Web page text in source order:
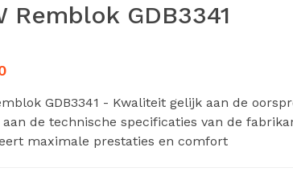
Remblok GDB3341
GDB3341 - Kwaliteit gelijk aan de
aan de technische specificaties van de
maximale prestaties en comfort